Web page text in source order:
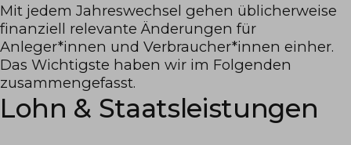
Mit jedem Jahreswechsel gehen üblicherweise
finanziell relevante Änderungen für
Anleger*innen und Verbraucher*innen einher.
Das Wichtigste haben wir im Folgenden
zusammengefasst.
Lohn & Staatsleistungen